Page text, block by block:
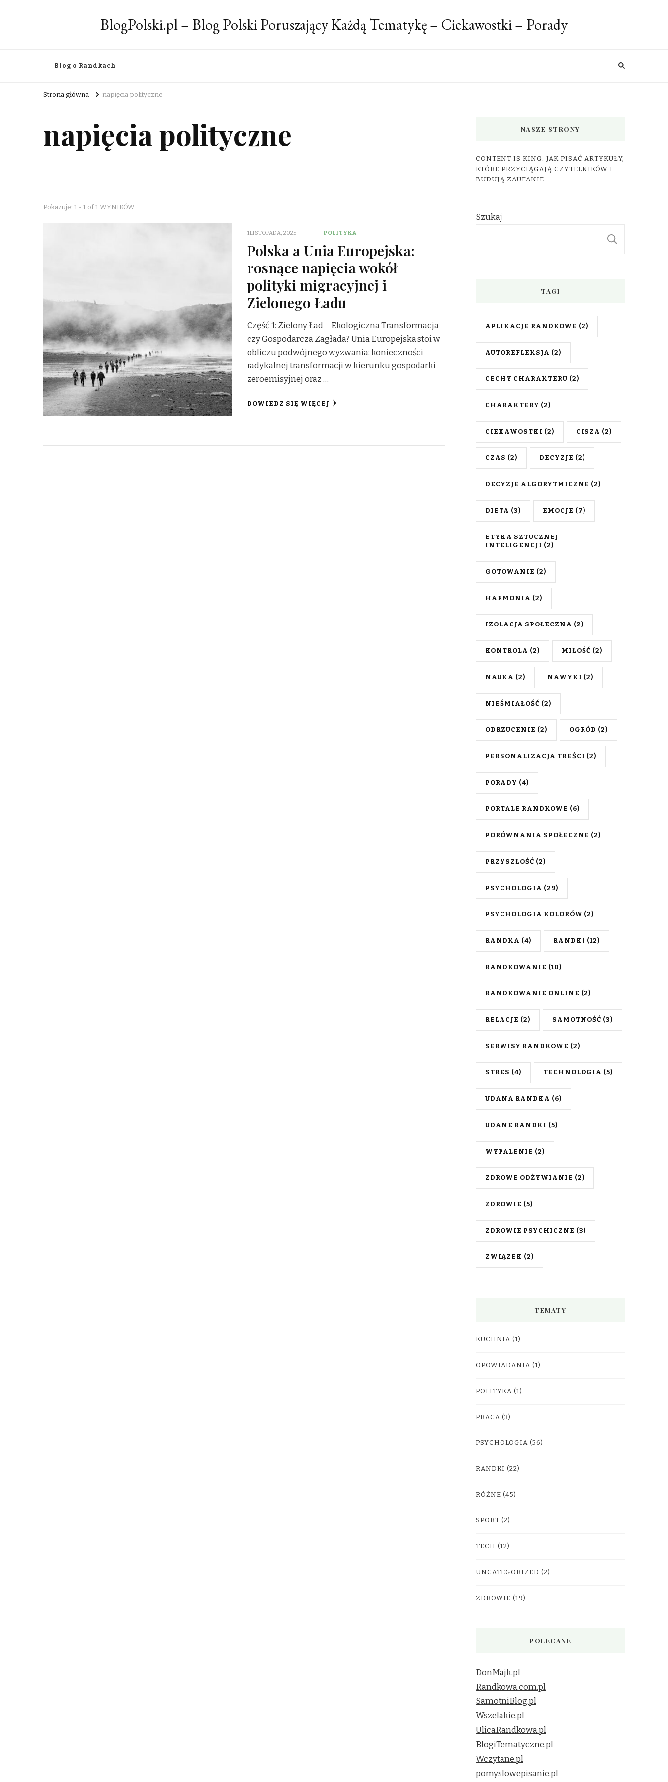
BlogPolski.pl – Blog Polski Poruszający Każdą Tematykę – Ciekawostki – Porady
Blog o Randkach
Strona główna napięcia polityczne
napięcia polityczne
Pokazuje: 1 - 1 of 1 WYNIKÓW
1 LISTOPADA, 2025 POLITYKA
Polska a Unia Europejska:
rosnące napięcia wokół
polityki migracyjnej i
Zielonego Ładu
Część 1: Zielony Ład – Ekologiczna Transformacja
czy Gospodarcza Zagłada? Unia Europejska stoi w
obliczu podwójnego wyzwania: konieczności
radykalnej transformacji w kierunku gospodarki
zeroemisyjnej oraz …
DOWIEDZ SIĘ WIĘCEJ
NASZE STRONY
CONTENT IS KING: JAK PISAĆ ARTYKUŁY,
KTÓRE PRZYCIĄGAJĄ CZYTELNIKÓW I
BUDUJĄ ZAUFANIE
Szukaj
TAGI
APLIKACJE RANDKOWE (2)
AUTOREFLEKSJA (2)
CECHY CHARAKTERU (2)
CHARAKTERY (2)
CIEKAWOSTKI (2) CISZA (2)
CZAS (2) DECYZJE (2)
DECYZJE ALGORYTMICZNE (2)
DIETA (3) EMOCJE (7)
ETYKA SZTUCZNEJ
INTELIGENCJI (2)
GOTOWANIE (2)
HARMONIA (2)
IZOLACJA SPOŁECZNA (2)
KONTROLA (2) MIŁOŚĆ (2)
NAUKA (2) NAWYKI (2)
NIEŚMIAŁOŚĆ (2)
ODRZUCENIE (2) OGRÓD (2)
PERSONALIZACJA TREŚCI (2)
PORADY (4)
PORTALE RANDKOWE (6)
PORÓWNANIA SPOŁECZNE (2)
PRZYSZŁOŚĆ (2)
PSYCHOLOGIA (29)
PSYCHOLOGIA KOLORÓW (2)
RANDKA (4) RANDKI (12)
RANDKOWANIE (10)
RANDKOWANIE ONLINE (2)
RELACJE (2) SAMOTNOŚĆ (3)
SERWISY RANDKOWE (2)
STRES (4) TECHNOLOGIA (5)
UDANA RANDKA (6)
UDANE RANDKI (5)
WYPALENIE (2)
ZDROWE ODŻYWIANIE (2)
ZDROWIE (5)
ZDROWIE PSYCHICZNE (3)
ZWIĄZEK (2)
TEMATY
KUCHNIA (1)
OPOWIADANIA (1)
POLITYKA (1)
PRACA (3)
PSYCHOLOGIA (56)
RANDKI (22)
RÓŻNE (45)
SPORT (2)
TECH (12)
UNCATEGORIZED (2)
ZDROWIE (19)
POLECANE
DonMajk.pl
Randkowa.com.pl
SamotniBlog.pl
Wszelakie.pl
UlicaRandkowa.pl
BlogiTematyczne.pl
Wczytane.pl
pomyslowepisanie.pl